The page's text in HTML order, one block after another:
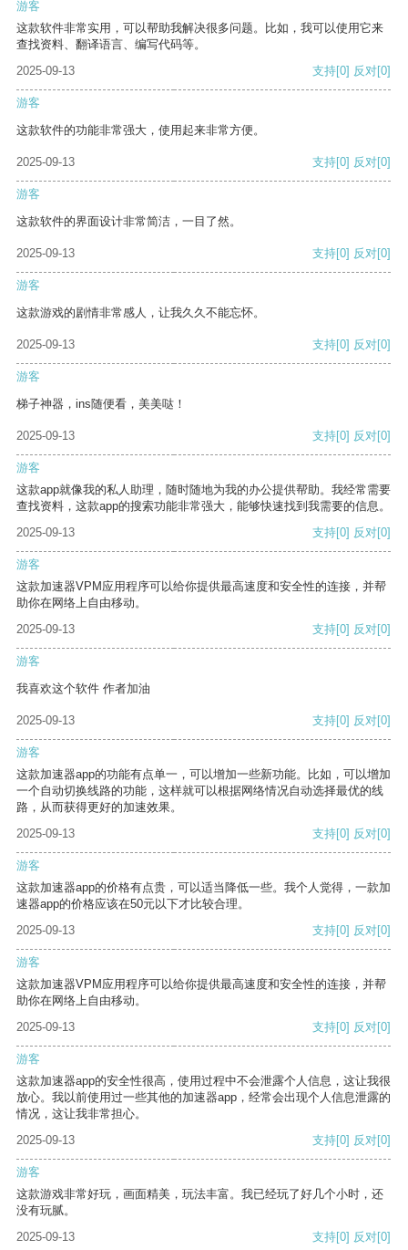
游客
这款软件非常实用，可以帮助我解决很多问题。比如，我可以使用它来
查找资料、翻译语言、编写代码等。
2025-09-13
支持[0] 反对[0]
游客
这款软件的功能非常强大，使用起来非常方便。
2025-09-13 支持[0] 反对[0]
游客
这款软件的界面设计非常简洁，一目了然。
2025-09-13 支持[0] 反对[0]
游客
这款游戏的剧情非常感人，让我久久不能忘怀。
2025-09-13 支持[0] 反对[0]
游客
梯子神器，ins随便看，美美哒！
2025-09-13 支持[0] 反对[0]
游客
这款app就像我的私人助理，随时随地为我的办公提供帮助。我经常需要
查找资料，这款app的搜索功能非常强大，能够快速找到我需要的信息。
2025-09-13
支持[0] 反对[0]
游客
这款加速器VPM应用程序可以给你提供最高速度和安全性的连接，并帮
助你在网络上自由移动。
2025-09-13
支持[0] 反对[0]
游客
我喜欢这个软件 作者加油
2025-09-13 支持[0] 反对[0]
游客
这款加速器app的功能有点单一，可以增加一些新功能。比如，可以增加
一个自动切换线路的功能，这样就可以根据网络情况自动选择最优的线
路，从而获得更好的加速效果。
2025-09-13
支持[0] 反对[0]
游客
这款加速器app的价格有点贵，可以适当降低一些。我个人觉得，一款加
速器app的价格应该在50元以下才比较合理。
2025-09-13
支持[0] 反对[0]
游客
这款加速器VPM应用程序可以给你提供最高速度和安全性的连接，并帮
助你在网络上自由移动。
2025-09-13
支持[0] 反对[0]
游客
这款加速器app的安全性很高，使用过程中不会泄露个人信息，这让我很
放心。我以前使用过一些其他的加速器app，经常会出现个人信息泄露的
情况，这让我非常担心。
2025-09-13
支持[0] 反对[0]
游客
这款游戏非常好玩，画面精美，玩法丰富。我已经玩了好几个小时，还
没有玩腻。
2025-09-13
支持[0] 反对[0]